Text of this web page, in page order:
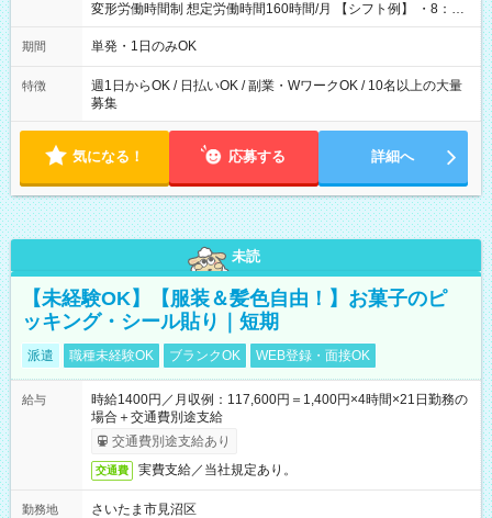
変形労働時間制 想定労働時間160時間/月 【シフト例】 ・8：00
～21：00
期間 単発・1日のみOK
特徴
週1日からOK / 日払いOK / 副業・WワークOK / 10名以上の大量
募集
気になる！ 応募する 詳細へ
未読
【未経験OK】【服装＆髪色自由！】お菓子のピ
ッキング・シール貼り｜短期
派遣 職種未経験OK ブランクOK WEB登録・面接OK
給与
時給1400円／月収例：117,600円＝1,400円×4時間×21日勤務の
場合＋交通費別途支給
交通費別途支給あり
交通費 実費支給／当社規定あり。
勤務地
さいたま市見沼区